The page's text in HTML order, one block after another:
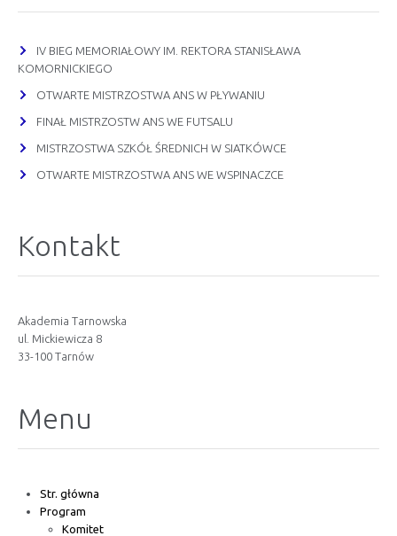
IV BIEG MEMORIAŁOWY IM. REKTORA STANISŁAWA
KOMORNICKIEGO
OTWARTE MISTRZOSTWA ANS W PŁYWANIU
FINAŁ MISTRZOSTW ANS WE FUTSALU
MISTRZOSTWA SZKÓŁ ŚREDNICH W SIATKÓWCE
OTWARTE MISTRZOSTWA ANS WE WSPINACZCE
Kontakt
Akademia Tarnowska
ul. Mickiewicza 8
33-100 Tarnów
Menu
Str. główna
Program
Komitet